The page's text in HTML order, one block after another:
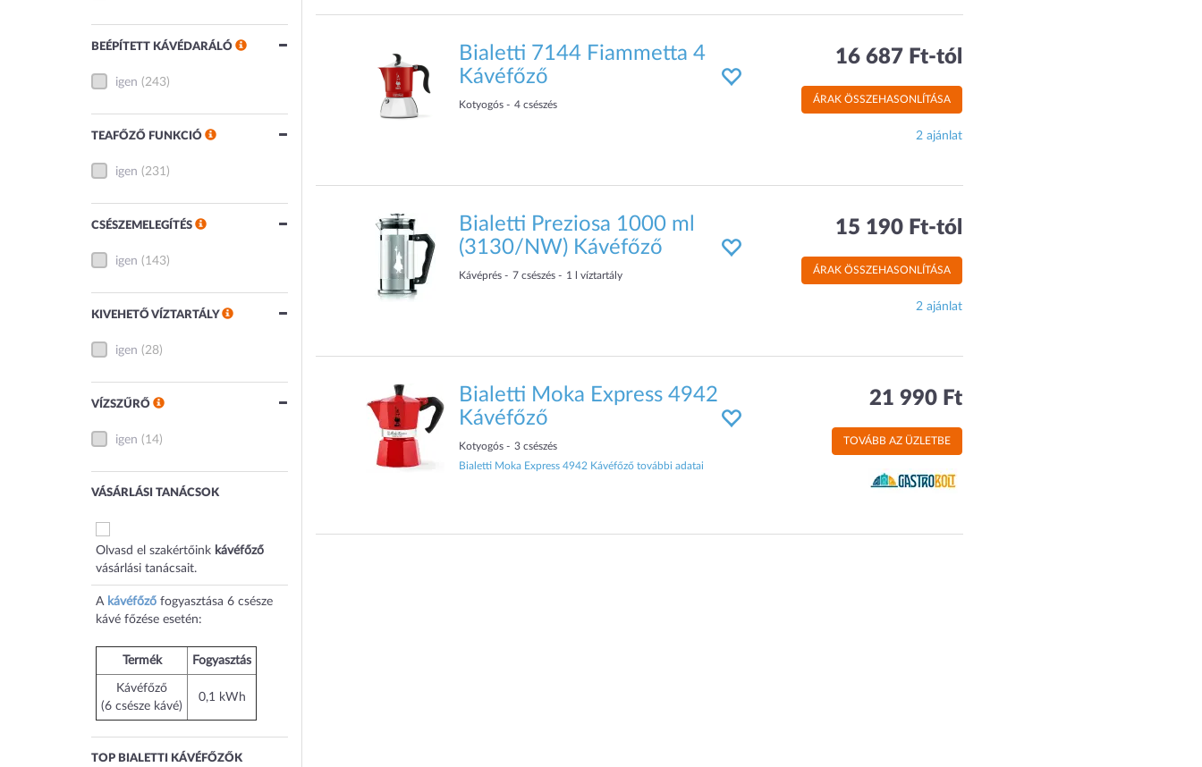
BEÉPÍTETT KÁVÉDARÁLÓ
igen (243)
TEAFŐZŐ FUNKCIÓ
igen (231)
CSÉSZEMELEGÍTÉS
igen (143)
KIVEHETŐ VÍZTARTÁLY
igen (28)
VÍZSZŰRŐ
igen (14)
VÁSÁRLÁSI TANÁCSOK
Olvasd el szakértőink kávéfőző
vásárlási tanácsait.
A kávéfőző fogyasztása 6 csésze
kávé főzése esetén:
Termék Fogyasztás
Kávéfőző
(6 csésze kávé)
0,1 kWh
TOP BIALETTI KÁVÉFŐZŐK
Bialetti 7144 Fiammetta 4
Kávéfőző
Kotyogós 4 csészés
16 687 Ft-tól
ÁRAK ÖSSZEHASONLÍTÁSA
2 ajánlat
Bialetti Preziosa 1000 ml
(3130/NW) Kávéfőző
Kávéprés 7 csészés 1 l víztartály
15 190 Ft-tól
ÁRAK ÖSSZEHASONLÍTÁSA
2 ajánlat
Bialetti Moka Express 4942
Kávéfőző
Kotyogós 3 csészés
Bialetti Moka Express 4942 Kávéfőző további adatai
21 990 Ft
TOVÁBB AZ ÜZLETBE